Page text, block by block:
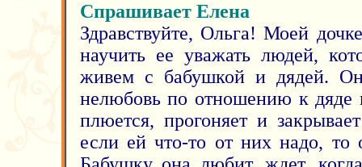
Спрашивает Елена
Здравствуйте, Ольга! Моей
научить ее уважать людей,
живем с бабушкой и дядей.
нелюбовь по отношению к дяде
плюется, прогоняет и
если ей что-то от них надо,